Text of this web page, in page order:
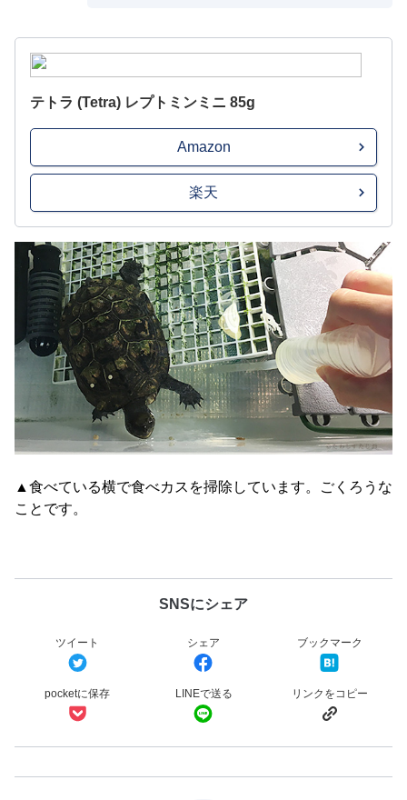
テトラ (Tetra) レプトミンミニ 85g
Amazon
楽天
▲食べている横で食べカスを掃除しています。ごくろうな
ことです。
SNSにシェア